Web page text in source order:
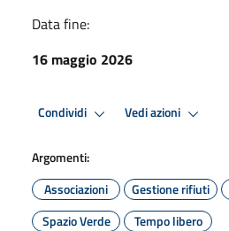
Data fine:
16 maggio 2026
Condividi Vedi azioni
Argomenti:
Associazioni
Gestione rifiuti
Spazio Verde
Tempo libero